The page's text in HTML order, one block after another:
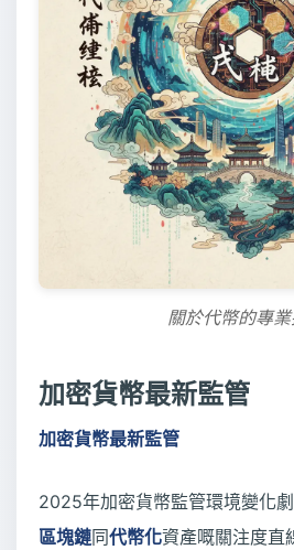
關於代幣的專
加密貨幣最新監管
加密貨幣最新監管
2025年加密貨幣監管環境變化
區塊鏈同代幣化資產嘅關注度直